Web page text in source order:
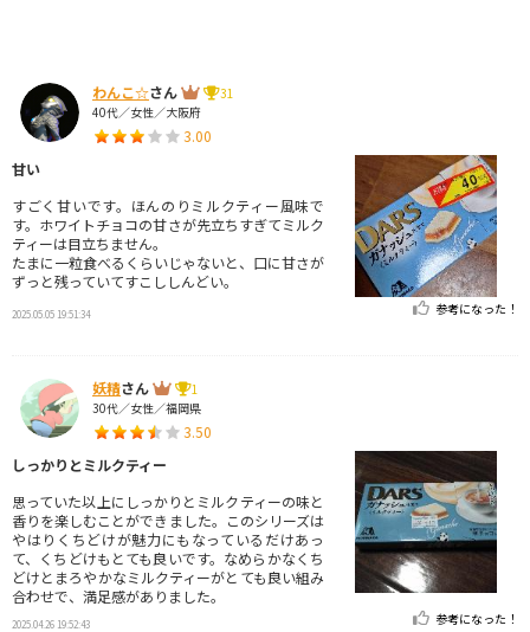
わんこ☆さん
31
40代／女性／大阪府
3.00
甘い
すごく甘いです。ほんのりミルクティー風味で
す。ホワイトチョコの甘さが先立ちすぎてミルク
ティーは目立ちません。
たまに一粒食べるくらいじゃないと、口に甘さが
ずっと残っていてすこししんどい。
2025.05.05 19:51:34 参考になった！
妖精さん
1
30代／女性／福岡県
3.50
しっかりとミルクティー
思っていた以上にしっかりとミルクティーの味と
香りを楽しむことができました。このシリーズは
やはりくちどけが魅力にもなっているだけあっ
て、くちどけもとても良いです。なめらかなくち
どけとまろやかなミルクティーがとても良い組み
合わせで、満足感がありました。
2025.04.26 19:52:43 参考になった！